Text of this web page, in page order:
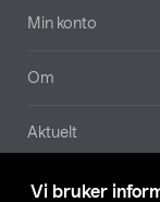
Vi bruker
Min konto
Om
Aktuelt
Våre selskaper